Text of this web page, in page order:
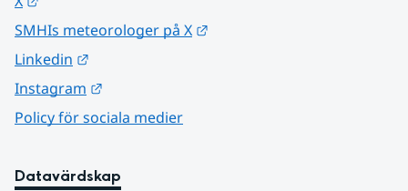
SMHIs meteorologer på X
Linkedin
Instagram
Policy för sociala medier
Datavärdskap